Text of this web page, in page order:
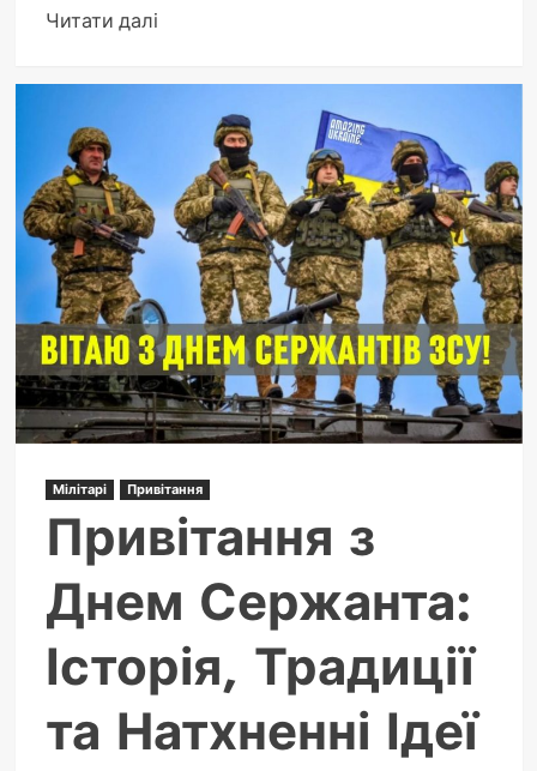
Читати даліДокладніше
Скільки
батальйоні:
детальний
розбір
військової
чисельності
та
структури
Мілітарі Привітання
Привітання з
Днем Сержанта:
Історія, Традиції
та Натхненні Ідеї